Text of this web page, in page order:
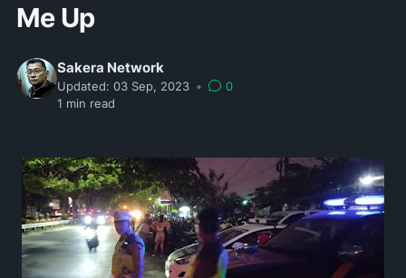
Me Up
Sakera Network
Updated: 03 Sep, 2023 •
0
1 min read